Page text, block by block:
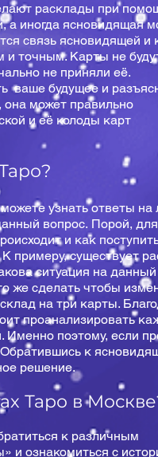
расклады при
а иногда ясновидящая
связь ясновидящей и
и точным. Карты не
не приняли её.
ваше будущее и
она может правильно
и её колоды карт
узнать ответы
вопрос. Порой, для
и как
примеру, существует
ситуация на данный
же сделать чтобы
на три карты.
проанализировать
Именно поэтому, если
Обратившись к
решение.
Таро в
к различным
и ознакомиться с